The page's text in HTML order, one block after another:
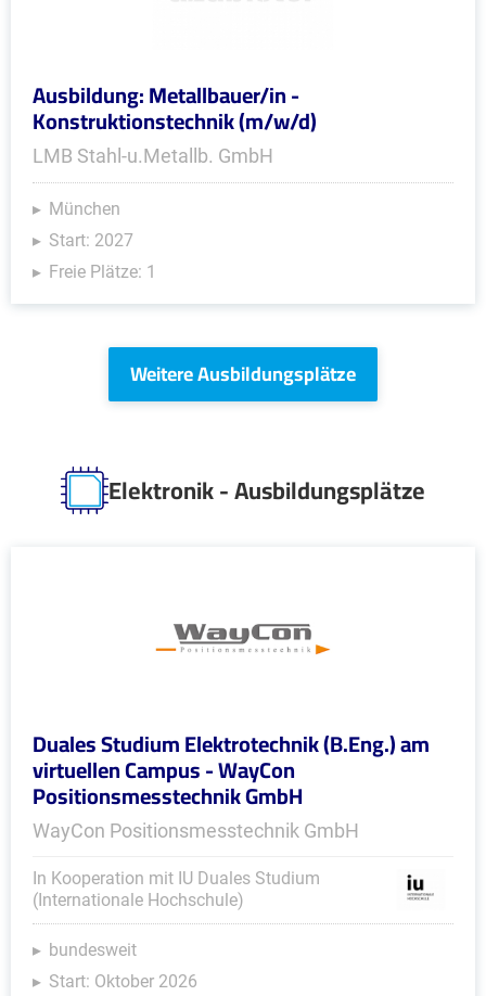
Ausbildung: Metallbauer/in -
Konstruktionstechnik (m/w/d)
LMB Stahl-u.Metallb. GmbH
München
Start: 2027
Freie Plätze: 1
Weitere Ausbildungsplätze
Elektronik - Ausbildungsplätze
Duales Studium Elektrotechnik (B.Eng.) am
virtuellen Campus - WayCon
Positionsmesstechnik GmbH
WayCon Positionsmesstechnik GmbH
In Kooperation mit IU Duales Studium
(Internationale Hochschule)
bundesweit
Start: Oktober 2026